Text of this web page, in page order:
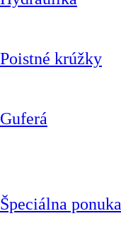
Poistné krúžky
Guferá
Špeciálna ponuka